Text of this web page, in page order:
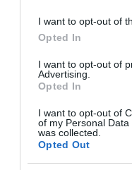
I want to opt-out of
Opted In
I want to opt-out of
Advertising.
Opted In
I want to opt-out of
of my Personal
was collected.
Opted Out